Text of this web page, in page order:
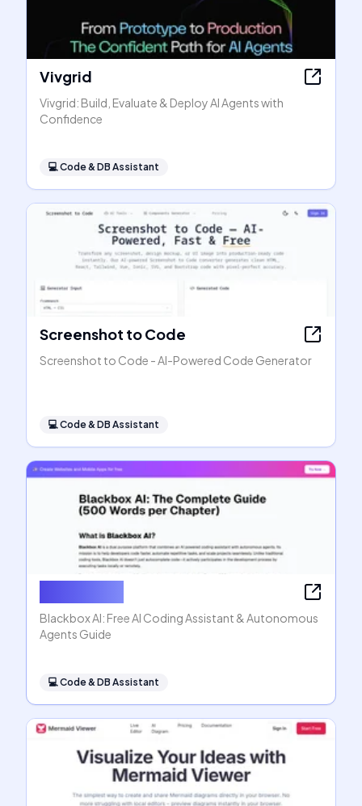
Vivgrid
Vivgrid: Build, Evaluate & Deploy AI Agents with
Confidence
💻Code & DB Assistant
Screenshot to Code
Screenshot to Code - AI-Powered Code Generator
💻Code & DB Assistant
Blackbox AI: Free AI Coding Assistant & Autonomous
Agents Guide
💻Code & DB Assistant